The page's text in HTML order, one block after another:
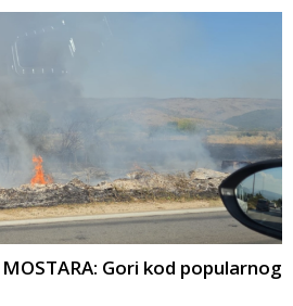
MOSTARA: Gori kod popularnog